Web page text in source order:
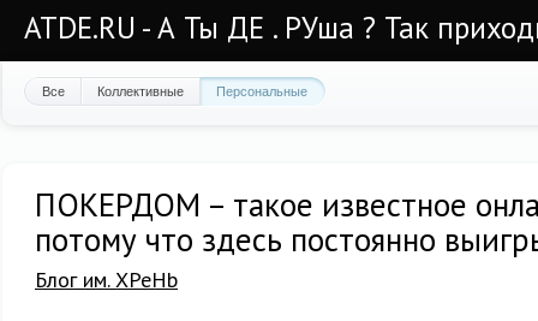
ATDE.RU - А Ты ДЕ . РУша ? Так
Все Коллективные Персональные
ПОКЕРДОМ – такое известное
потому что здесь постоянно
Блог им. XPeHb